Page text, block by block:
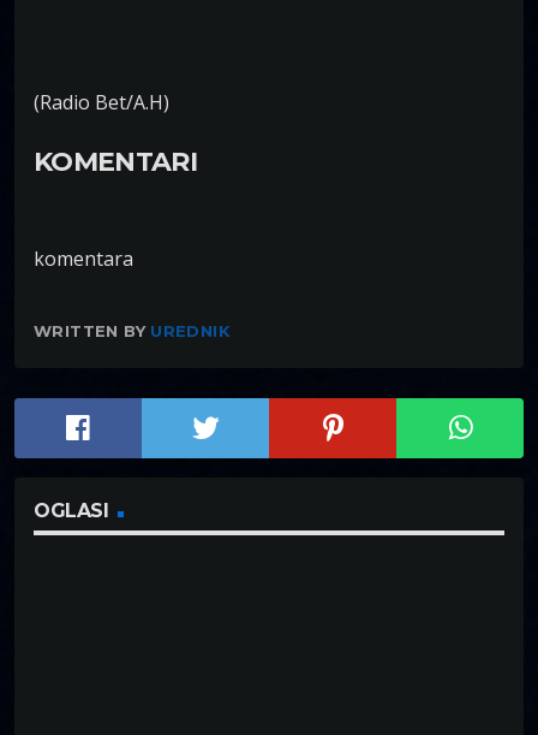
(Radio Bet/A.H)
KOMENTARI
komentara
WRITTEN BY UREDNIK
OGLASI